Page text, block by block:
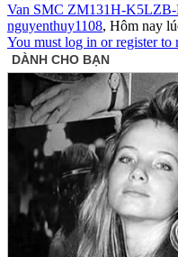
Van SMC ZM131H-K5LZB-
nguyenthuy1108, Hôm nay
You must log in or register to